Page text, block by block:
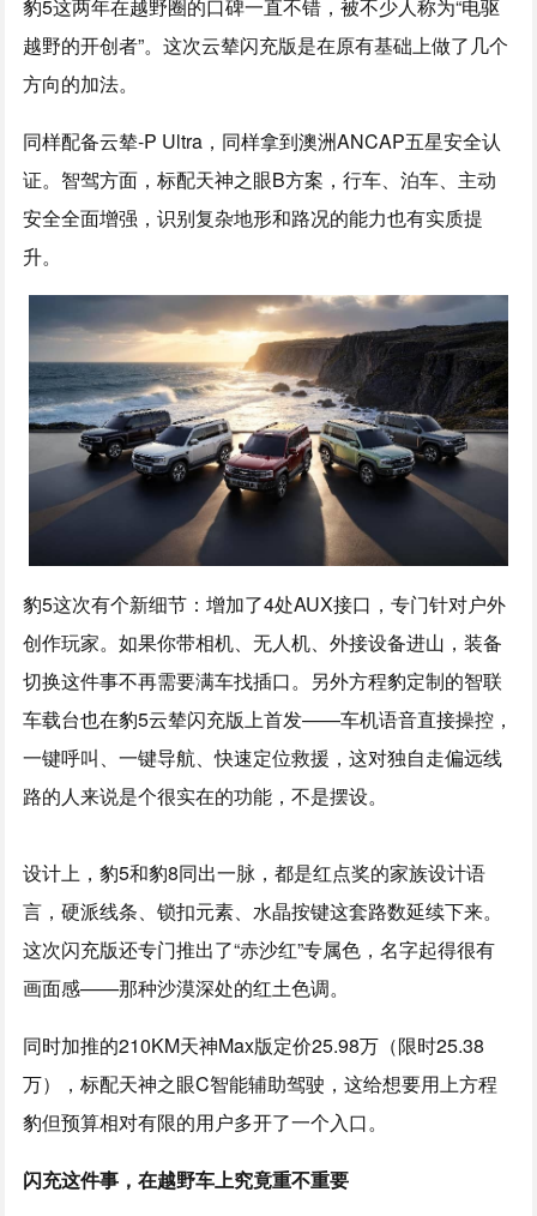
豹5这两年在越野圈的口碑一直不错，被不少人称为“电驱
越野的开创者”。这次云辇闪充版是在原有基础上做了几个
方向的加法。
同样配备云辇-P Ultra，同样拿到澳洲ANCAP五星安全认
证。智驾方面，标配天神之眼B方案，行车、泊车、主动
安全全面增强，识别复杂地形和路况的能力也有实质提
升。
豹5这次有个新细节：增加了4处AUX接口，专门针对户外
创作玩家。如果你带相机、无人机、外接设备进山，装备
切换这件事不再需要满车找插口。另外方程豹定制的智联
车载台也在豹5云辇闪充版上首发——车机语音直接操控，
一键呼叫、一键导航、快速定位救援，这对独自走偏远线
路的人来说是个很实在的功能，不是摆设。
设计上，豹5和豹8同出一脉，都是红点奖的家族设计语
言，硬派线条、锁扣元素、水晶按键这套路数延续下来。
这次闪充版还专门推出了“赤沙红”专属色，名字起得很有
画面感——那种沙漠深处的红土色调。
同时加推的210KM天神Max版定价25.98万（限时25.38
万），标配天神之眼C智能辅助驾驶，这给想要用上方程
豹但预算相对有限的用户多开了一个入口。
闪充这件事，在越野车上究竟重不重要